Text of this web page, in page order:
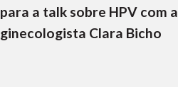
para a talk sobre HPV com a
ginecologista Clara Bicho